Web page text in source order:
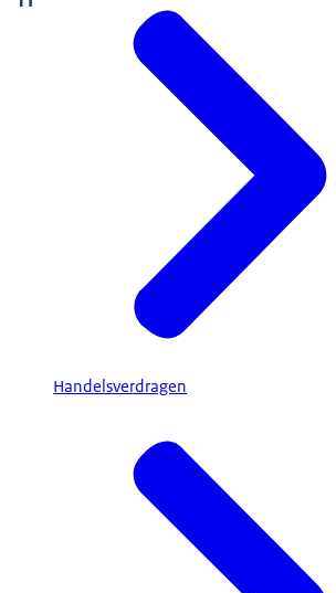
Handelsverdragen